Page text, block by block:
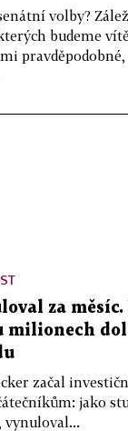
volby?
budeme
pravděpodobné,
za měsíc.
milionech
začal
jako
vynuloval...